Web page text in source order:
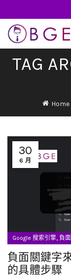
TAG
Home
30
6 月
Google 搜索引擎, 負
負面關鍵字
的具體步驟